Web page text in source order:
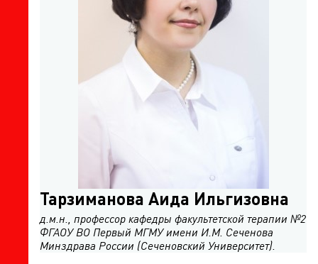
Тарзиманова Аида Ильгизовна
д.м.н., профессор кафедры факультетской терапии №2
ФГАОУ ВО Первый МГМУ имени И.М. Сеченова
Минздрава России (Сеченовский Университет).